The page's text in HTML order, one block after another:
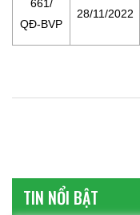
661/
QĐ-BVP
28/11/2022
TIN NỔI BẬT